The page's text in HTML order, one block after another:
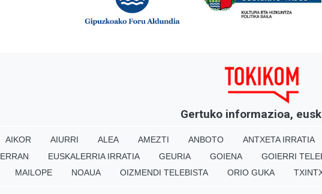
Gertuko informazioa,
AIKOR AIURRI ALEA AMEZTI ANBOTO ANTXETA IRRATIA
ERRAN EUSKALERRIA IRRATIA GEURIA GOIENA GOIERRI
MAILOPE NOAUA OIZMENDI TELEBISTA ORIO GUKA